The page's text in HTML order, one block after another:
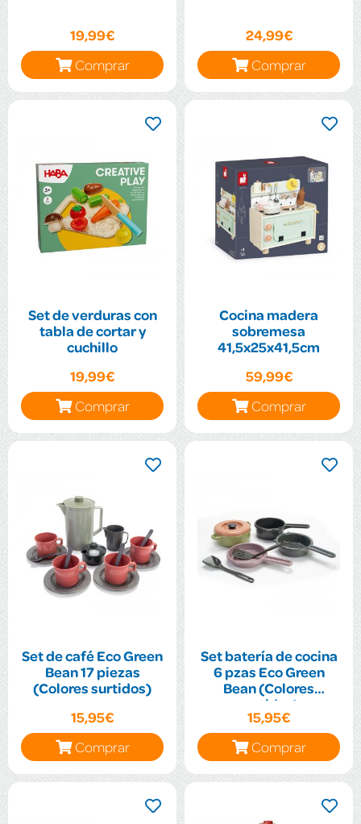
19,99€
Comprar
24,99€
Comprar
Set de verduras con
tabla de cortar y
cuchillo
19,99€
Comprar
Cocina madera
sobremesa
41,5x25x41,5cm
59,99€
Comprar
Set de café Eco Green
Bean 17 piezas
(Colores surtidos)
15,95€
Comprar
Set batería de cocina
6 pzas Eco Green
Bean (Colores
surtidos)
15,95€
Comprar